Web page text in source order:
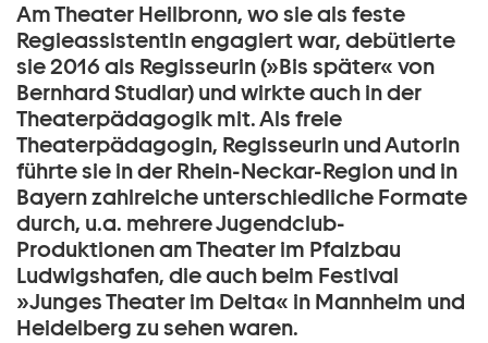
Am Theater Heilbronn, wo sie als feste
Regieassistentin engagiert war, debütierte
sie 2016 als Regisseurin (»Bis später« von
Bernhard Studlar) und wirkte auch in der
Theaterpädagogik mit. Als freie
Theaterpädagogin, Regisseurin und Autorin
führte sie in der Rhein-Neckar-Region und in
Bayern zahlreiche unterschiedliche Formate
durch, u.a. mehrere Jugendclub-
Produktionen am Theater im Pfalzbau
Ludwigshafen, die auch beim Festival
»Junges Theater im Delta« in Mannheim und
Heidelberg zu sehen waren.